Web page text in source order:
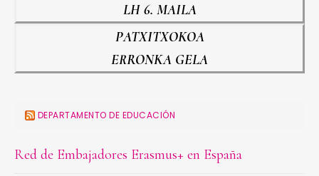
LH 6. MAILA
PATXITXOKOA
ERRONKA GELA
DEPARTAMENTO DE EDUCACIÓN
Red de Embajadores Erasmus+ en España